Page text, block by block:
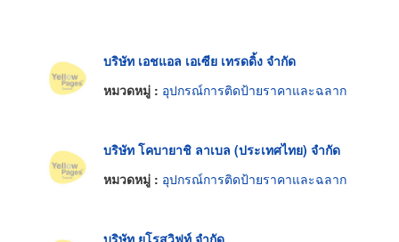
บริษัท เอชแอล เอเซีย เทรดดิ้ง จำกัด
หมวดหมู่ : อุปกรณ์การติดป้ายราคาและฉลาก
บริษัท โคบายาชิ ลาเบล (ประเทศไทย) จำกัด
หมวดหมู่ : อุปกรณ์การติดป้ายราคาและฉลาก
บริษัท ยูโรสวิฟท์ จำกัด